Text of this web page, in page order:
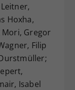
Hoxha,
Mori, Gregor
Filip
Isabel